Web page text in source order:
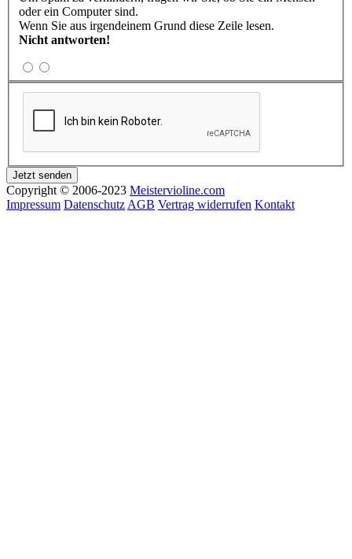
oder ein Computer sind.
Wenn Sie aus irgendeinem Grund diese Zeile lesen.
Nicht antworten!
Copyright © 2006-2023 Meistervioline.com
Impressum Datenschutz AGB Vertrag widerrufen Kontakt